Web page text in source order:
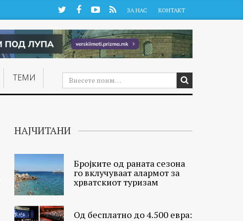
TwitterFacebookYouTube
RSS ЗА НАС КОНТАКТ
ТЕМИ
НАЈЧИТАНИ
Бројките од раната сезона
го вклучуваат алармот за
хрватскиот туризам
Од бесплатно до 4.500 евра: